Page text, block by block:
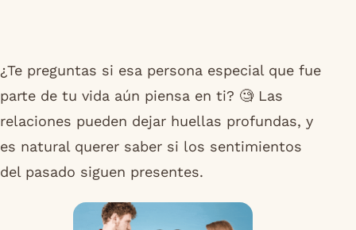
¿Te preguntas si esa persona especial que fue
parte de tu vida aún piensa en ti? 🧐 Las
relaciones pueden dejar huellas profundas, y
es natural querer saber si los sentimientos
del pasado siguen presentes.